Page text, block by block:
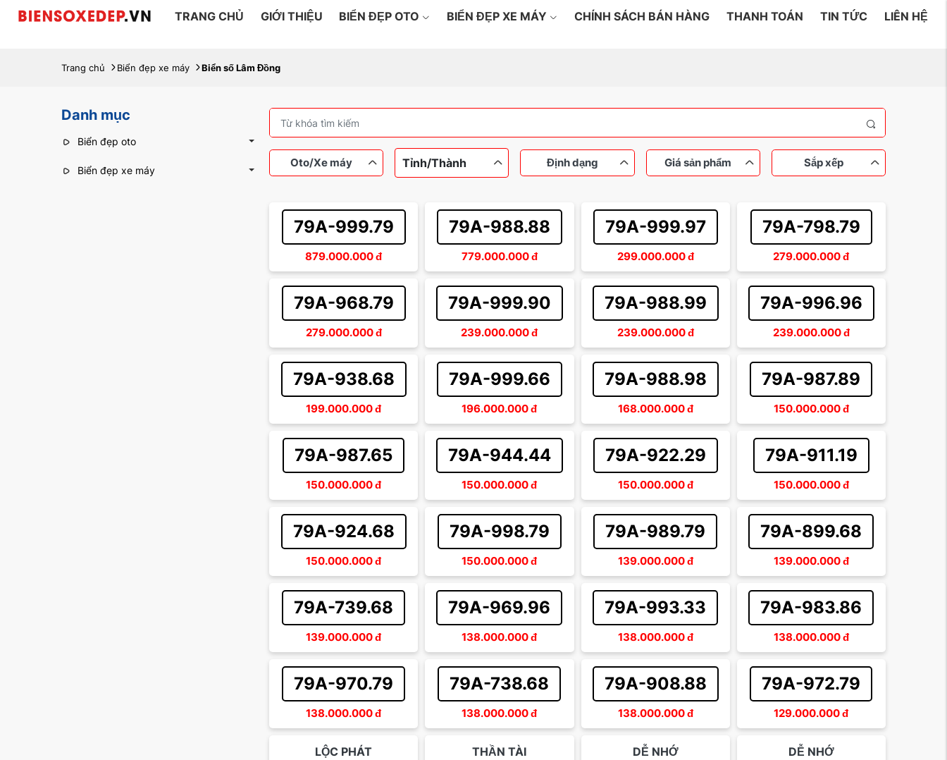
TRANG CHỦ GIỚI THIỆU BIỂN ĐẸP OTO BIỂN ĐẸP XE MÁY CHÍNH SÁCH BÁN HÀNG THANH TOÁN TIN TỨC LIÊN HỆ
Trang chủ Biển đẹp xe máy Biển số Lâm Đồng
Danh mục
Biển đẹp oto
Biển đẹp xe máy
Oto/Xe máy Tỉnh/Thành Định dạng
Ngũ quý Lộc phát
Thần tài
Giá sản phẩm
Dưới 100 triệu
Từ 200 đến 500 triệu
Sắp xếp
Sắp xếp theo tên Sắp xếp theo giá tăng dần
Sắp xếp theo giá giảm dần
79A-999.79
879.000.000đ
79A-988.88
779.000.000đ
79A-999.97
299.000.000đ
79A-798.79
279.000.000đ
79A-968.79
279.000.000đ
79A-999.90
239.000.000đ
79A-988.99
239.000.000đ
79A-996.96
239.000.000đ
79A-938.68
199.000.000đ
79A-999.66
196.000.000đ
79A-988.98
168.000.000đ
79A-987.89
150.000.000đ
79A-987.65
150.000.000đ
79A-944.44
150.000.000đ
79A-922.29
150.000.000đ
79A-911.19
150.000.000đ
79A-924.68
150.000.000đ
79A-998.79
150.000.000đ
79A-989.79
139.000.000đ
79A-899.68
139.000.000đ
79A-739.68
139.000.000đ
79A-969.96
138.000.000đ
79A-993.33
138.000.000đ
79A-983.86
138.000.000đ
79A-970.79
138.000.000đ
79A-738.68
138.000.000đ
79A-908.88
138.000.000đ
79A-972.79
129.000.000đ
LỘC PHÁT THẦN TÀI DỄ NHỚ DỄ NHỚ